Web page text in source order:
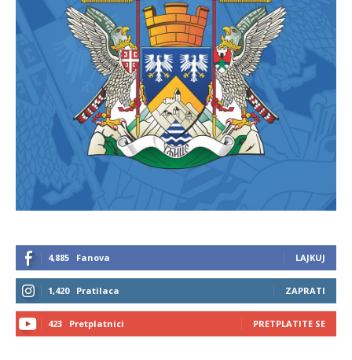
4,885 Fanova LAJKUJ
1,420 Pratilaca ZAPRATI
423 Pretplatnici PRETPLATITE SE